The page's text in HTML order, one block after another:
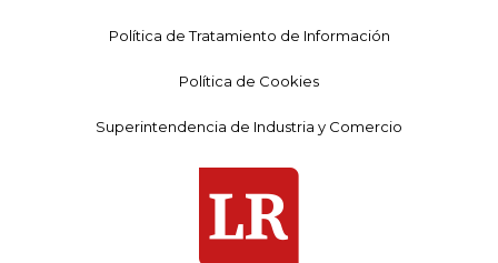
Política de Tratamiento de Información
Política de Cookies
Superintendencia de Industria y Comercio